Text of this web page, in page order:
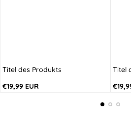
Titel des Produkts
Regulärer
€19,99 EUR
Titel